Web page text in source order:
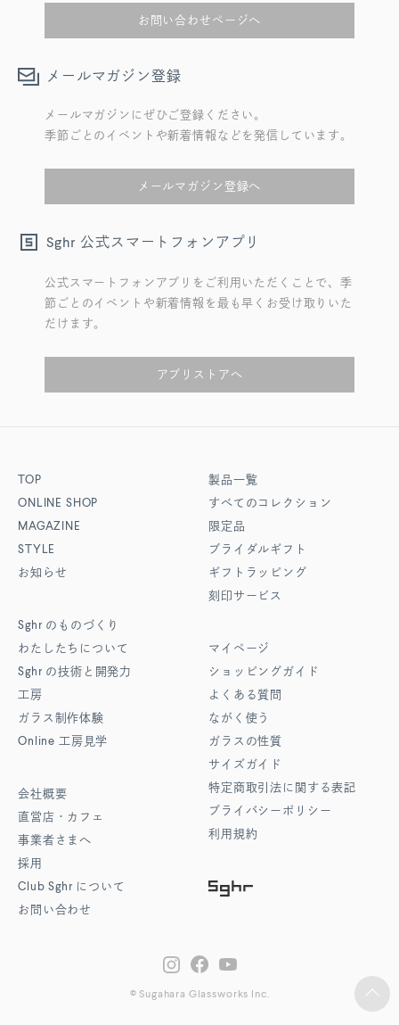
お問い合わせページへ
メールマガジン登録
メールマガジンにぜひご登録ください。
季節ごとのイベントや新着情報などを発信しています。
メールマガジン登録へ
Sghr 公式スマートフォンアプリ
公式スマートフォンアプリをご利用いただくことで、季
節ごとのイベントや新着情報を最も早くお受け取りいた
だけます。
アプリストアへ
TOP
ONLINE SHOP
MAGAZINE
STYLE
お知らせ
Sghr のものづくり
わたしたちについて
Sghr の技術と開発力
工房
ガラス制作体験
Online 工房見学
会社概要
直営店・カフェ
事業者さまへ
採用
Club Sghr について
お問い合わせ
製品一覧
すべてのコレクション
限定品
ブライダルギフト
ギフトラッピング
刻印サービス
マイページ
ショッピングガイド
よくある質問
ながく使う
ガラスの性質
サイズガイド
特定商取引法に関する表記
プライバシーポリシー
利用規約
© Sugahara Glassworks Inc.